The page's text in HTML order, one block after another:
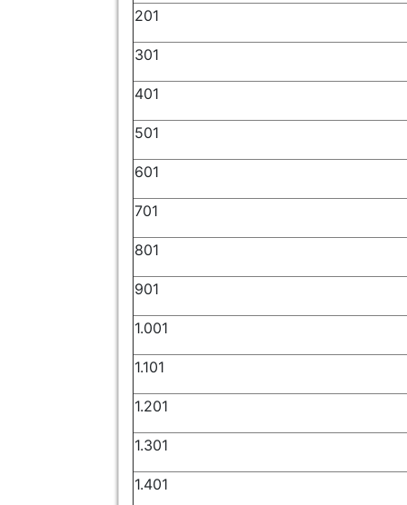
201
301
401
501
601
701
801
901
1.001
1.101
1.201
1.301
1.401